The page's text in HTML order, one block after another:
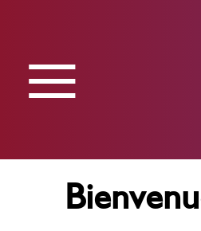
Menu
≡